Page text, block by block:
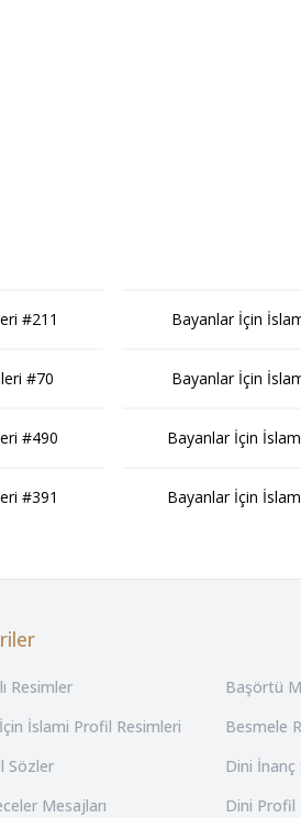
#211
#70
#490
#391
Bayanlar İçin
Bayanlar İçin
Bayanlar İçin
Bayanlar İçin
Resimler
Başörtü
İslami Profil Resimleri
Besmele
Sözler
Dini İnanç
Mesajları
Dini Profil